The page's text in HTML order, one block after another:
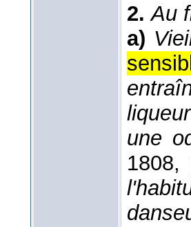
2. Au
a)
une
1808,